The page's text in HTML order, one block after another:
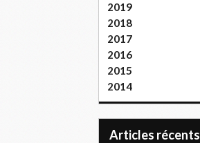
2019
2018
2017
2016
2015
2014
articles récents